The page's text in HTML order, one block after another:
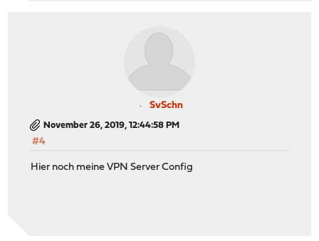
SvSchn
November 26, 2019, 12:44:58 PM
#4
Hier noch meine VPN Server Config